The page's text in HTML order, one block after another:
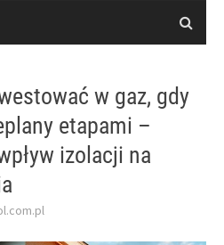
w gaz, gdy
etapami –
izolacji na